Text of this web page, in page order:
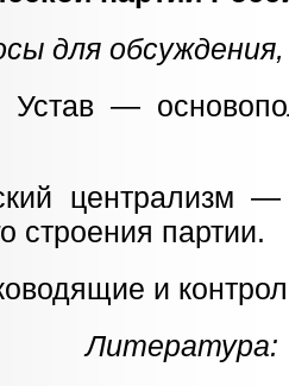
для обсуждения,
—
централизм
строения партии.
и
Литература: